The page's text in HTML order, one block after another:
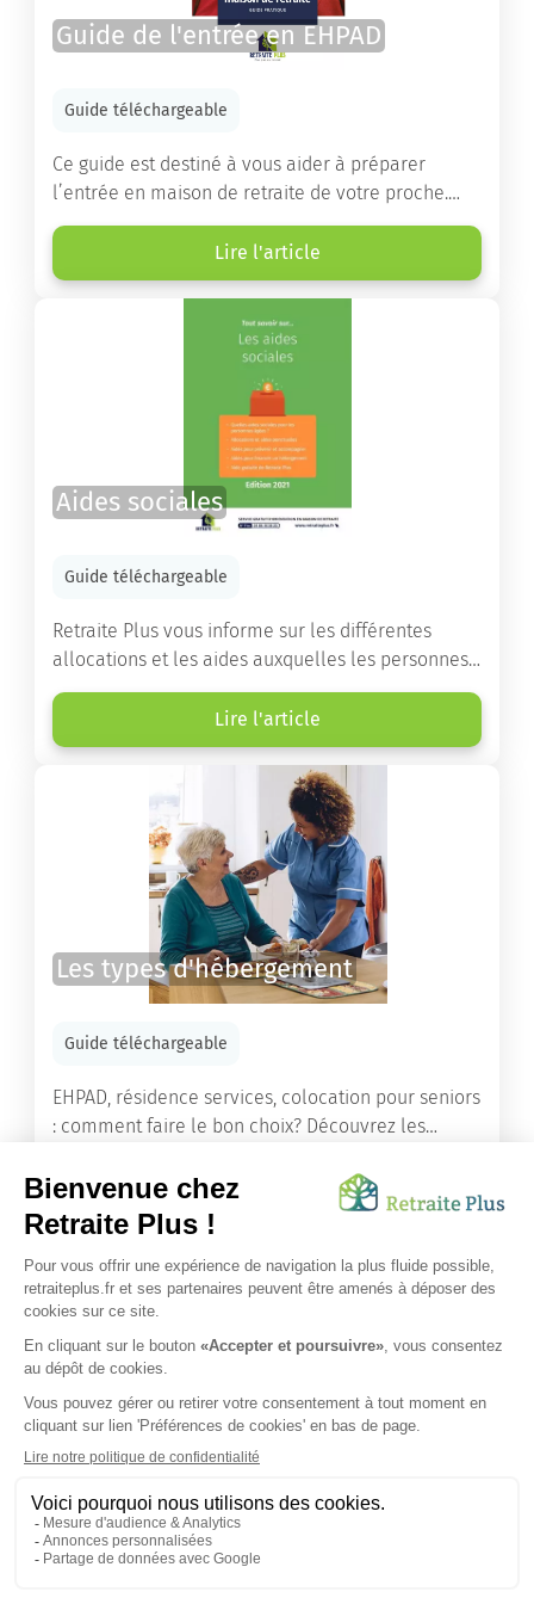
Guide de l'entrée en EHPAD
Guide téléchargeable
Ce guide est destiné à vous aider à préparer
l’entrée en maison de retraite de votre proche.
Vous y trouverez un panorama des différents types
d’établissements ainsi que des conseils pratiques
destinés à orienter les familles et à leur faciliter
Lire l'article
Aides sociales
Guide téléchargeable
Retraite Plus vous informe sur les différentes
allocations et les aides auxquelles les personnes
âgées ont droit pour financer un séjour en maison
de retraite ou un maintien à domicile.
Lire l'article
Les types d'hébergement
Guide téléchargeable
EHPAD, résidence services, colocation pour seniors
: comment faire le bon choix? Découvrez les
ainés.
Lire l'article
Vous avez besoin d’une aide de nos équipes ?
Obtenir les tarifs & disponibilités
SUIVEZ-NOUS SUR :
Protection données personnelles